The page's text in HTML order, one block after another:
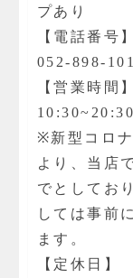
プあり
【電話番号】
052-898-
【営業時間】
10:30~20:30
※新型コロ
より、当店
でとしてお
しては事前
ます。
【定休日】